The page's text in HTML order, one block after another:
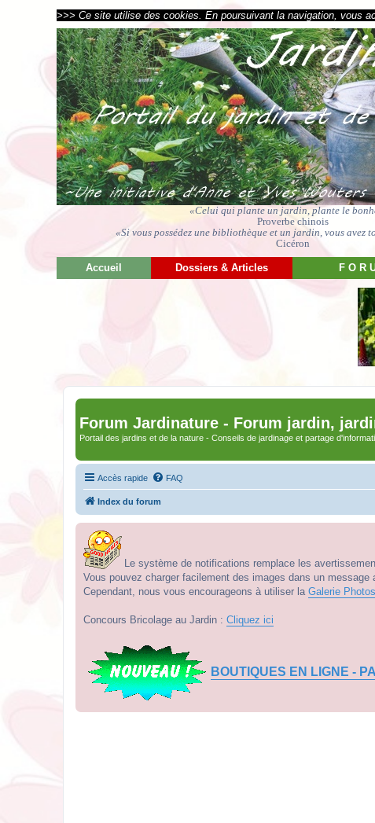
>>> Ce site utilise des cookies. En poursuivant la navigation, vous
«Celui qui plante un jardin, plante le
Proverbe chinois
«Si vous possédez une bibliothèque et un jardin, vous avez
Cicéron
Accueil Dossiers & Articles F O R
Forum Jardinature - Forum jardin,
Portail des jardins et de la nature - Conseils de jardinage et partage
Accès rapide FAQ
Index du forum
Le système de notifications remplace les
Vous pouvez charger facilement des images dans un
Cependant, nous vous encourageons à utiliser la Galerie Photos
Concours Bricolage au Jardin : Cliquez ici
BOUTIQUES EN LIGNE -